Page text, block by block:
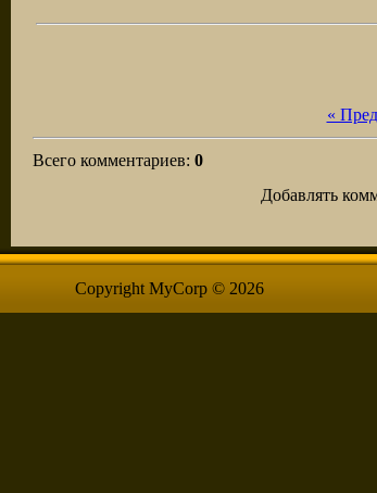
«
Всего комментариев: 0
Добавлять
Copyright MyCorp © 2026